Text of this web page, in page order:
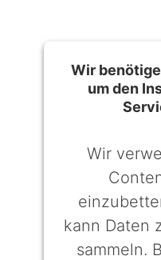
Wir
um den
Wir
kann Daten
sammeln.